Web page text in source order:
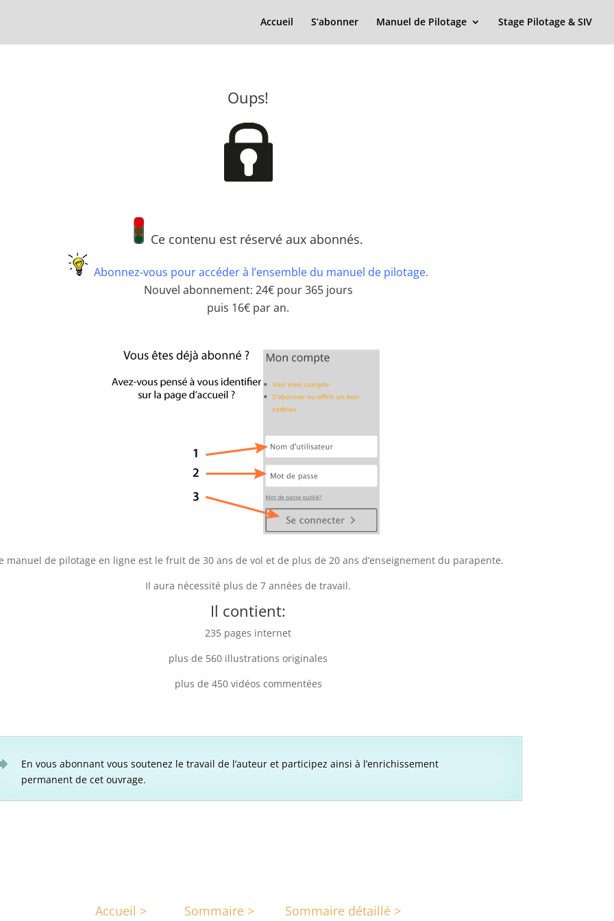
Accueil S’abonner Manuel de Pilotage Stage Pilotage & SIV
Oups!
Ce contenu est réservé aux abonnés.
Abonnez-vous pour accéder à l’ensemble du manuel de pilotage.
Nouvel abonnement: 24€ pour 365 jours
puis 16€ par an.
manuel de pilotage en ligne est le fruit de 30 ans de vol et de plus de 20 ans d’enseignement du parapente.
Il aura nécessité plus de 7 années de travail.
Il contient:
235 pages internet
plus de 560 illustrations originales
plus de 450 vidéos commentées
En vous abonnant vous soutenez le travail de l’auteur et participez ainsi à l’enrichissement
permanent de cet ouvrage.
Accueil > Sommaire > Sommaire détaillé >